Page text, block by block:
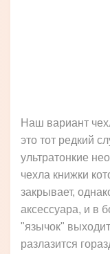
Наш вариант
это тот редкий
ультратонкие
чехла книжки
закрывает,
аксессуара, и в
"язычок"
разлазится